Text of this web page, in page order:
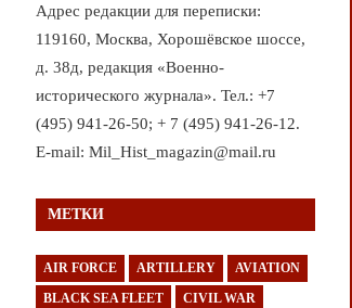
Адрес редакции для переписки:
119160, Москва, Хорошёвское шоссе,
д. 38д, редакция «Военно-
исторического журнала». Тел.: +7
(495) 941-26-50; + 7 (495) 941-26-12.
E-mail: Mil_Hist_magazin@mail.ru
МЕТКИ
AIR FORCE ARTILLERY AVIATION
BLACK SEA FLEET CIVIL WAR